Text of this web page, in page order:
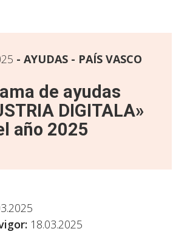
AYUDAS - PAÍS VASCO
de ayudas
DIGITALA»
año 2025
18.03.2025